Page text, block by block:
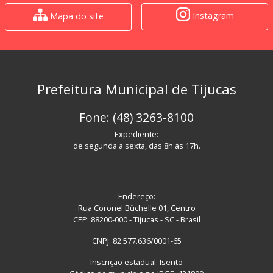
Mapa do site Instagram
Prefeitura Municipal de Tijucas
Fone: (48) 3263-8100
Expediente:
de segunda a sexta, das 8h às 17h.
Endereço:
Rua Coronel Büchelle 01, Centro
CEP: 88200-000 - Tijucas - SC - Brasil
CNPJ: 82.577.636/0001-65
Inscrição estadual: Isento